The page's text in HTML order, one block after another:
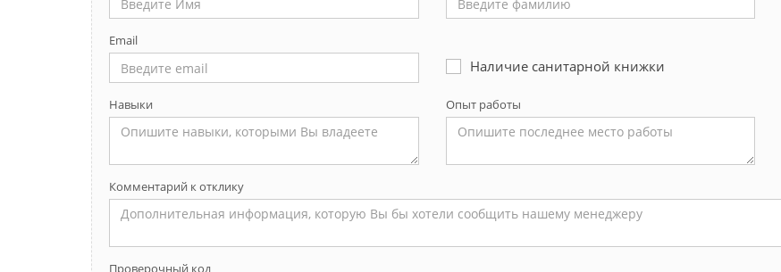
Email
Наличие санитарной книжки
Навыки Опыт работы
Комментарий к отклику